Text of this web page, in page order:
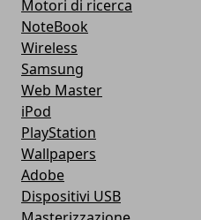
Motori di ricerca
NoteBook
Wireless
Samsung
Web Master
iPod
PlayStation
Wallpapers
Adobe
Dispositivi USB